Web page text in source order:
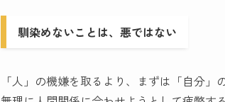
馴染めないことは、悪ではない
「人」の機嫌を取るより、まずは「自分」